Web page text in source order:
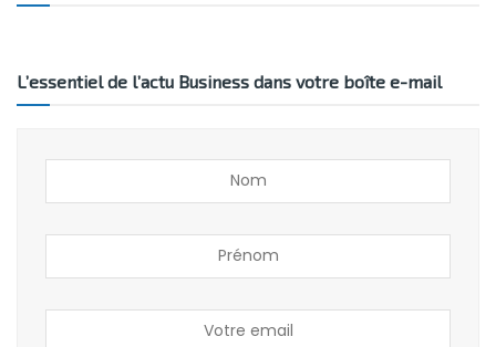
L’essentiel de l’actu Business dans votre boîte e-mail